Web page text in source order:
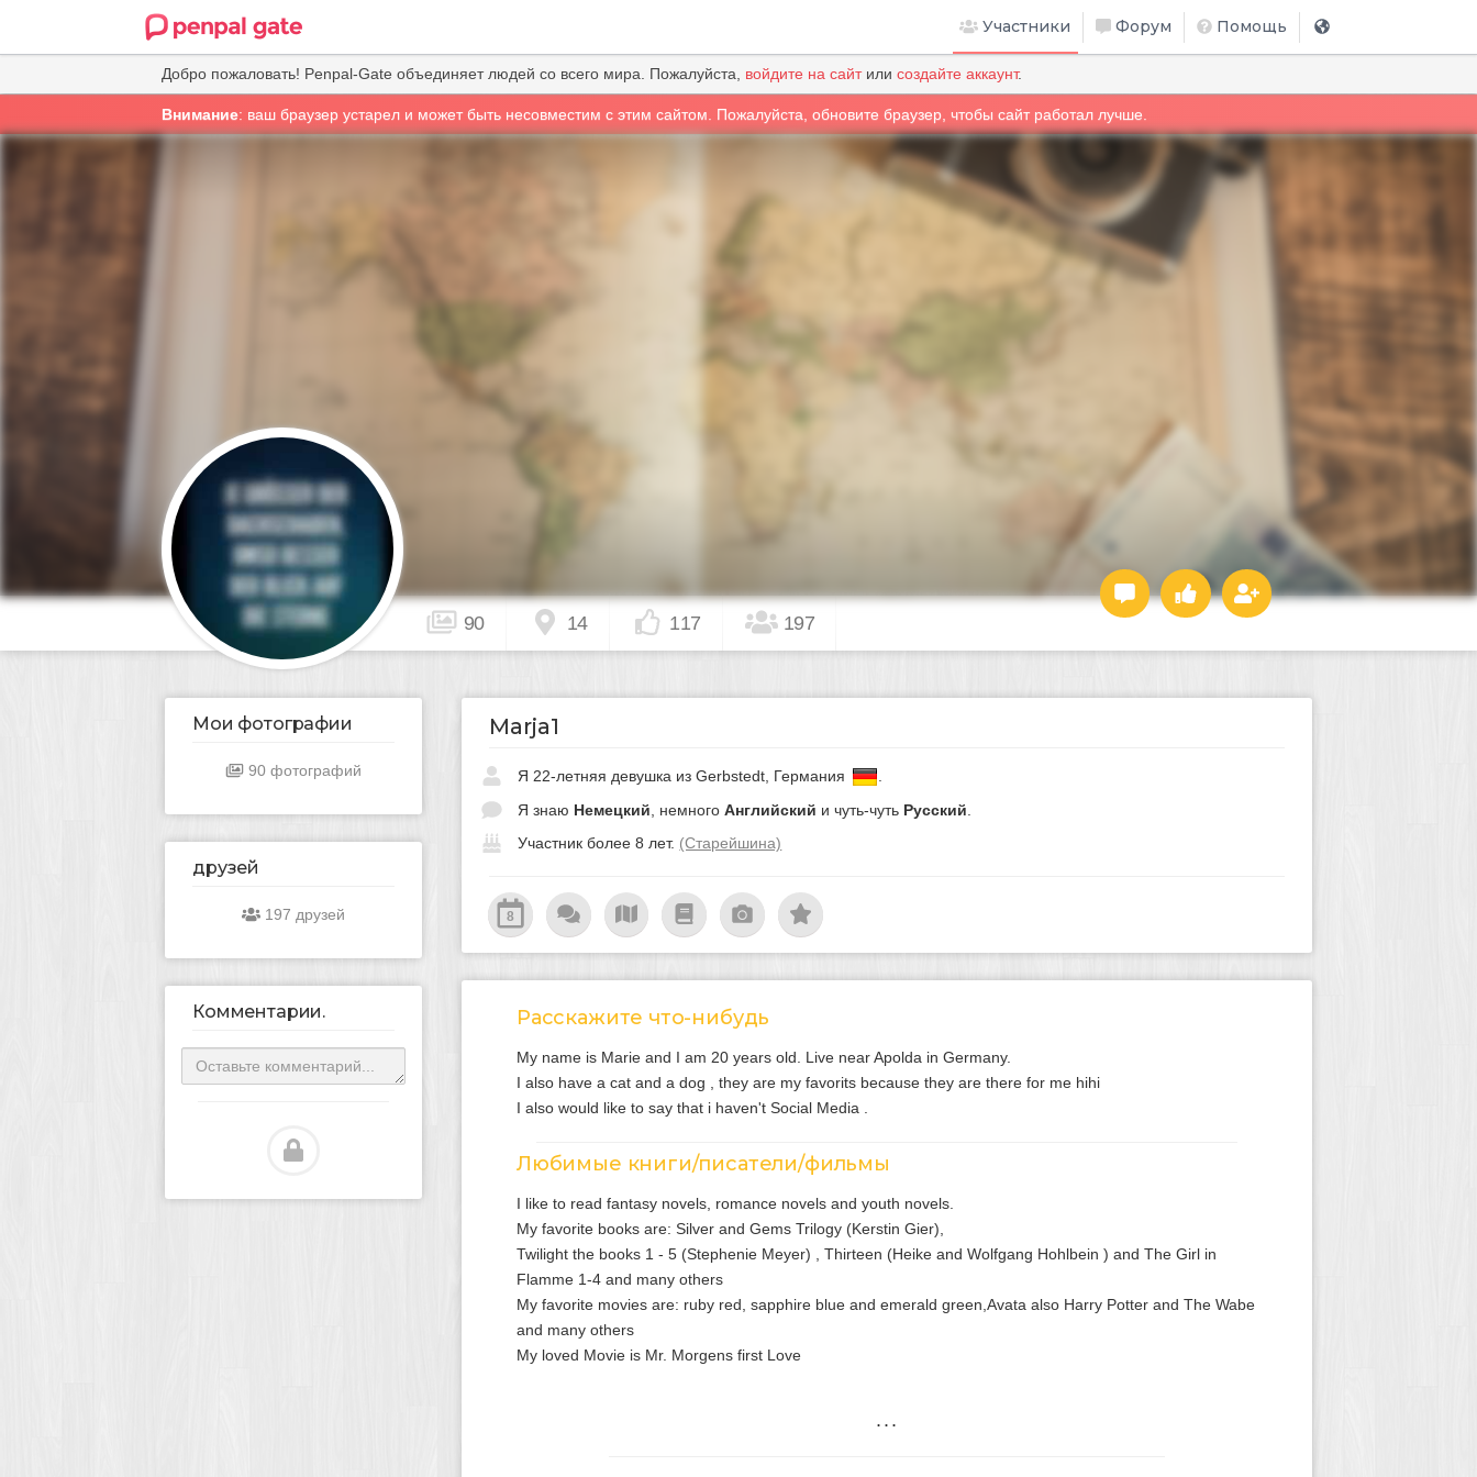
Участники Форум Помощь
Добро пожаловать! Penpal-Gate объединяет людей со всего мира. Пожалуйста, войдите на сайтили создайте аккаунт.
Внимание: ваш браузер устарел и может быть несовместим с этим сайтом. Пожалуйста, обновите браузер, чтобы сайт работал лучше.
90 14 117 197
Мои фотографии
90 фотографий
друзей
197 друзей
Комментарии.
Marja1
Я 22-летняя девушка из Gerbstedt, Германия
Я знаю Немецкий, немногоАнглийский и чуть-чуть Русский.
Участник более 8 лет. (Старейшина)
8
Расскажите что-нибудь
My name is Marie and I am 20 years old. Live near Apolda in Germany.
I also have a cat and a dog , they are my favorits because they are there for me hihi
I also would like to say that i haven't Social Media .
Любимые книги/писатели/фильмы
I like to read fantasy novels, romance novels and youth novels.
My favorite books are: Silver and Gems Trilogy (Kerstin Gier),
Twilight the books 1 - 5 (Stephenie Meyer) , Thirteen (Heike and Wolfgang Hohlbein ) and The Girl in
Flamme 1-4 and many others
My favorite movies are: ruby red, sapphire blue and emerald green,Avata also Harry Potter and The Wabe
and many others
My loved Movie is Mr. Morgens first Love
...